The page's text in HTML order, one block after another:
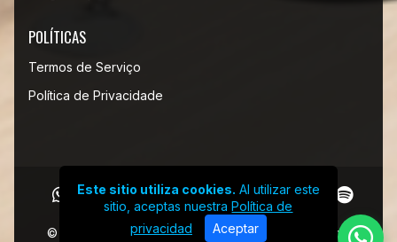
POLÍTICAS
Termos de Serviço
Política de Privacidade
© Revive Los 80 - Todos los derechos reservados.
Este sitio utiliza cookies. Al utilizar este
sitio, aceptas nuestraPolítica de
privacidad
Aceptar